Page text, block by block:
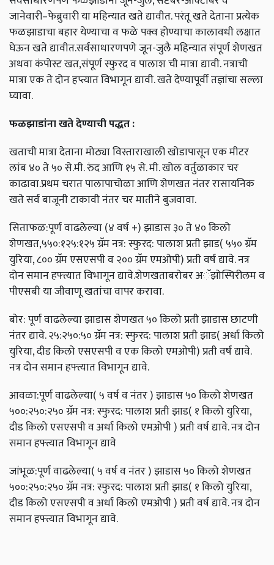
जानेवारी–फेब्रुवारी या महिन्यात खते द्यावीत. परंतू खते देताना प्रत्येक
फळझाडाचा बहार येण्याचा व फळे पक्व होण्याचा कालावधी लक्षात
घेऊन खते द्यावीत.सर्वसाधारणपणे जून-जुलै महिन्यात संपूर्ण शेणखत
अथवा कंपोस्ट खत,संपूर्ण स्फुरद व पालाश ची मात्रा द्यावी. नत्राची
मात्रा एक ते दोन हप्त्यात विभागून द्यावी. खते देण्यापूर्वी तज्ञांचा सल्ला
घ्यावा.
फळझाडांना खते देण्याची पद्धत :
खताची मात्रा देताना मोठ्या विस्ताराखाली खोडापासून एक मीटर
लांब ४० ते ५० से.मी. रुंद आणि १५ से. मी. खोल वर्तुळाकार चर
काढावा.प्रथम चरात पालापाचोळा आणि शेणखत नंतर रासायनिक
खते सर्व बाजूनी टाकावी नंतर चर मातीने बुजवावा.
सिताफळ:पूर्ण वाढलेल्या (४ वर्ष +) झाडास ३० ते ४० किलो
शेणखत,५५०:१२५:१२५ ग्रॅम नत्र: स्फुरद: पालाश प्रती झाड( ५५० ग्रॅम
युरिया, ८०० ग्रॅम एसएसपी व २०० ग्रॅम एमओपी) प्रती वर्ष द्यावे. नत्र
दोन समान हफ्त्यात विभागून द्यावे.शेणखताबरोबर अॅझोस्पिरीलम व
पीएसबी या जीवाणू खतांचा वापर करावा.
बोर: पूर्ण वाढलेल्या झाडास शेणखत ५० किलो प्रती झाडास छाटणी
नंतर द्यावे. २५:२५०:५० ग्रॅम नत्र: स्फुरद: पालाश प्रती झाड( अर्धा किलो
युरिया, दीड किलो एसएसपी व एक किलो एमओपी) प्रती वर्ष द्यावे.
नत्र दोन समान हफ्त्यात विभागून द्यावे.
आवळा:पूर्ण वाढलेल्या( ५ वर्ष व नंतर ) झाडास ५० किलो शेणखत
५००:२५०:२५० ग्रॅम नत्र: स्फुरद: पालाश प्रती झाड( १ किलो युरिया,
दीड किलो एसएसपी व अर्धा किलो एमओपी ) प्रती वर्ष द्यावे. नत्र दोन
समान हफ्त्यात विभागून द्यावे
जांभूळ:पूर्ण वाढलेल्या( ५ वर्ष व नंतर ) झाडास ५० किलो शेणखत
५००:२५०:२५० ग्रॅम नत्र: स्फुरद: पालाश प्रती झाड( १ किलो युरिया,
दीड किलो एसएसपी व अर्धा किलो एमओपी ) प्रती वर्ष द्यावे. नत्र दोन
समान हफ्त्यात विभागून द्यावे.